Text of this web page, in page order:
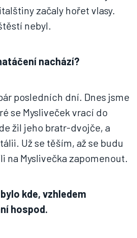
začaly hořet vlasy.
nebyl.
nachází?
posledních dní. Dnes jsme
se Mysliveček vrací do
žil jeho bratr-dvojče, a
Už se těším, až se budu
na Myslivečka zapomenout.
kde, vzhledem
hospod.